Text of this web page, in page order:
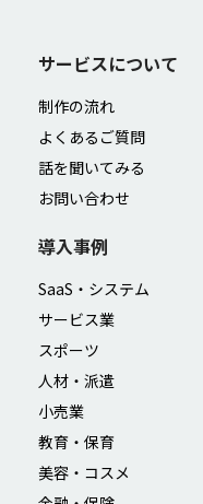
サービスについて
制作の流れ
よくあるご質問
話を聞いてみる
お問い合わせ
導入事例
SaaS・システム
サービス業
スポーツ
人材・派遣
小売業
教育・保育
美容・コスメ